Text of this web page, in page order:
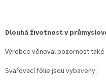
Dlouhá životnost v
Výrobce věnoval pozornost
Svařovací fólie jsou vybaveny: